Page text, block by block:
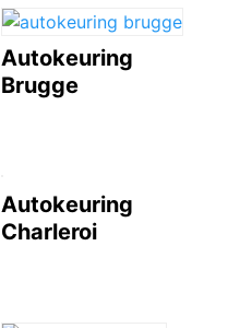
Autokeuring
Brugge
Autokeuring
Charleroi